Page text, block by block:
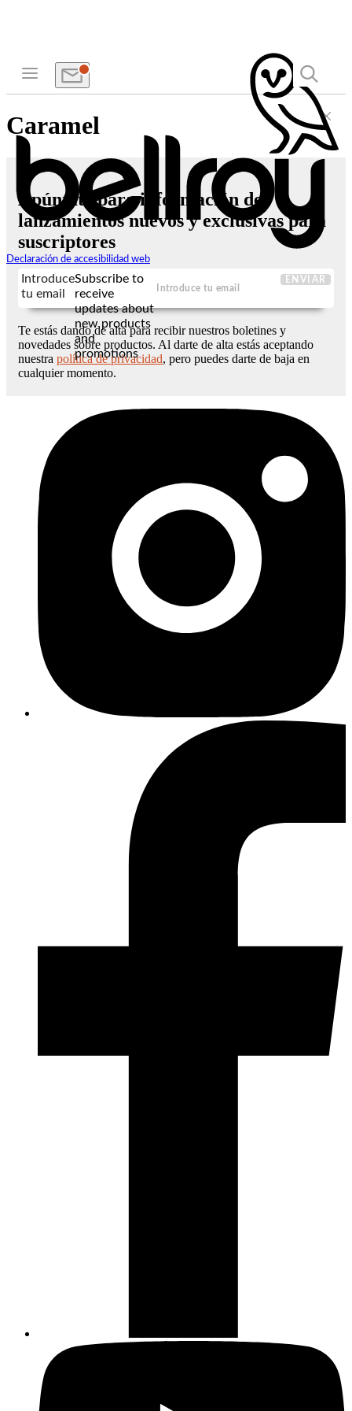
Declaración de accesibilidad web
Caramel
Apúntate para información de
lanzamientos nuevos y exclusivas para
suscriptores
Introduce
tu email
Subscribe to
receive
updates about
new products
and
promotions
ENVIAR
Te estás dando de alta para recibir nuestros boletines y
novedades sobre productos. Al darte de alta estás aceptando
nuestra política de privacidad, pero puedes darte de baja en
cualquier momento.